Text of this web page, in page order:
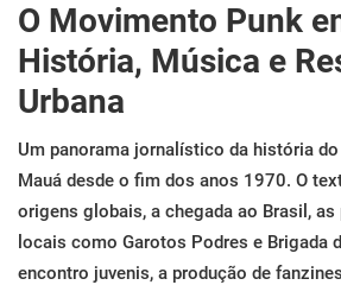
Início
Dorama
Notícias
Pop!
História
O Movimento Punk
História, Música e
Urbana
Um panorama jornalístico da história
Mauá desde o fim dos anos 1970. O
origens globais, a chegada ao Brasil, as
locais como Garotos Podres e Brigada
encontro juvenis, a produção de